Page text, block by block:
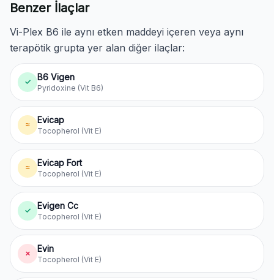
Benzer İlaçlar
Vi-Plex B6 ile aynı etken maddeyi içeren veya aynı
terapötik grupta yer alan diğer ilaçlar:
✓ B6 Vigen
Pyridoxine (Vit B6)
≈ Evicap
Tocopherol (Vit E)
≈ Evicap Fort
Tocopherol (Vit E)
✓ Evigen Cc
Tocopherol (Vit E)
✗ Evin
Tocopherol (Vit E)